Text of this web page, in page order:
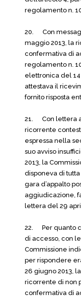
regolamento n.
20. Con
maggio 2013, la
confermativa di
regolamento n.
elettronica del 14
attestava il
fornito risposta
21. Con lettera
ricorrente
espressa nella
suo avviso
2013, la
disponeva di
gara d’appalto
aggiudicazione,
lettera del 29
22. Per quanto
di accesso, con
Commissione
per rispondere
26 giugno 2013,
ricorrente di non
confermativa di